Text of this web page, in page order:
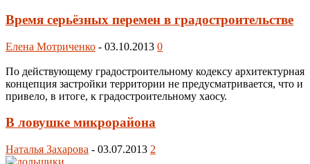
Время серьёзных перемен в градостроительстве
Елена Мотриченко - 03.10.2013 0
По действующему градостроительному кодексу архитектурная
концепция застройки территории не предусматривается, что и
привело, в итоге, к градостроительному хаосу.
В ловушке микрорайона
Наталья Захарова - 03.07.2013 2